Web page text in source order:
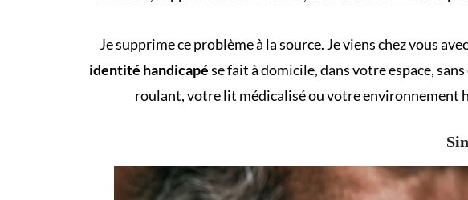
Je supprime ce problème à la source. Je viens chez vous
identité handicapése fait à domicile, dans votre espace,
roulant, votre lit médicalisé ou votre environnement